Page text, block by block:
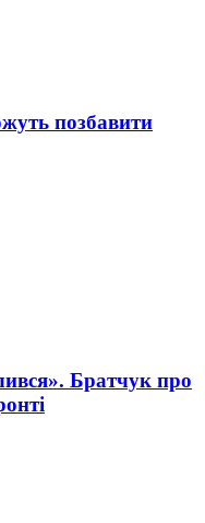
позбавити
Братчук про